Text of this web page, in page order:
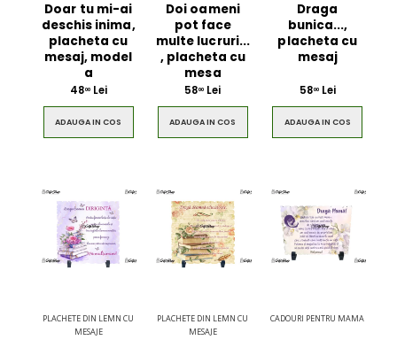
Doar tu mi-ai
deschis inima,
placheta cu
mesaj, model
a
4800Lei
ADAUGA IN COS
Doi oameni
pot face
multe lucruri...
, placheta cu
mesa
5800 Lei
ADAUGA IN COS
Draga
bunica...,
placheta cu
mesaj
5800Lei
ADAUGA IN COS
PLACHETE DIN LEMN CU
MESAJE
PLACHETE DIN LEMN CU
MESAJE
CADOURI PENTRU MAMA